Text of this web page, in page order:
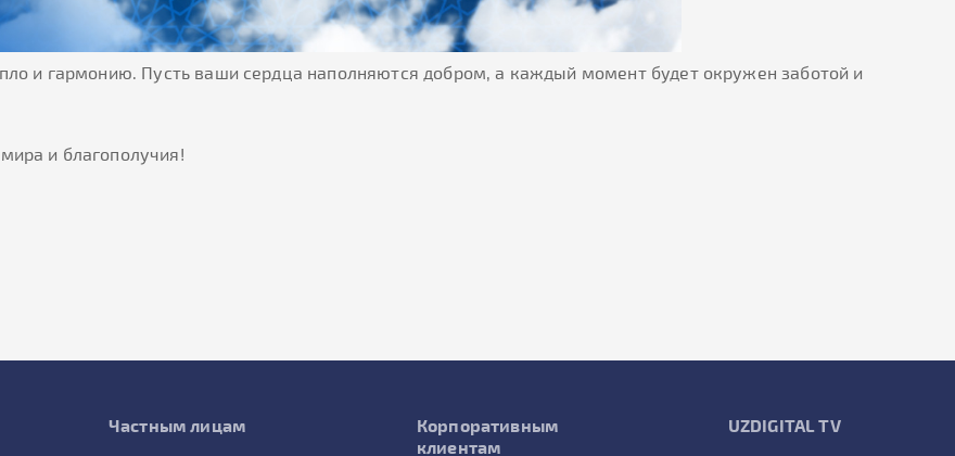
и гармонию. Пусть ваши сердца наполняются добром, а каждый момент будет окружен заботой и
и благополучия!
Частным лицам
Корпоративным
клиентам
UZDIGITAL TV